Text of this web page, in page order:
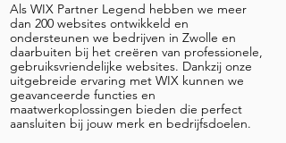
Als WIX Partner Legend hebben we meer
dan 200 websites ontwikkeld en
ondersteunen we bedrijven in Zwolle en
daarbuiten bij het creëren van professionele,
gebruiksvriendelijke websites. Dankzij onze
uitgebreide ervaring met WIX kunnen we
geavanceerde functies en
maatwerkoplossingen bieden die perfect
aansluiten bij jouw merk en bedrijfsdoelen.